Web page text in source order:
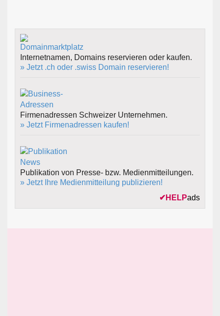
Internetnamen, Domains reservieren oder kaufen.
» Jetzt .ch oder .swiss Domain reservieren!
Firmenadressen Schweizer Unternehmen.
» Jetzt Firmenadressen kaufen!
Publikation von Presse- bzw. Medienmitteilungen.
» Jetzt Ihre Medienmitteilung publizieren!
✔ HELPads